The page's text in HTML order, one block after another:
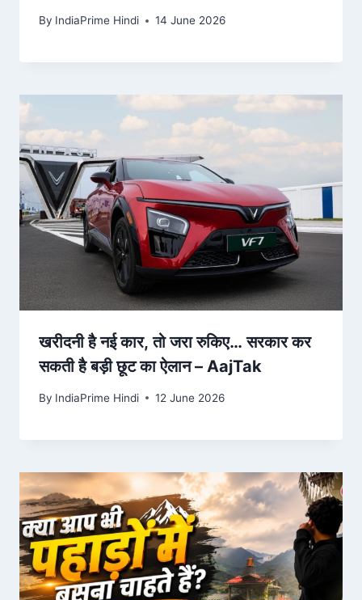
कैंडिडडेट्स के ब…
By IndiaPrime Hindi 14 June 2026
खरीदनी है नई कार, तो जरा रुकिए… सरकार कर
सकती है बड़ी छूट का ऐलान – AajTak
By IndiaPrime Hindi 12 June 2026